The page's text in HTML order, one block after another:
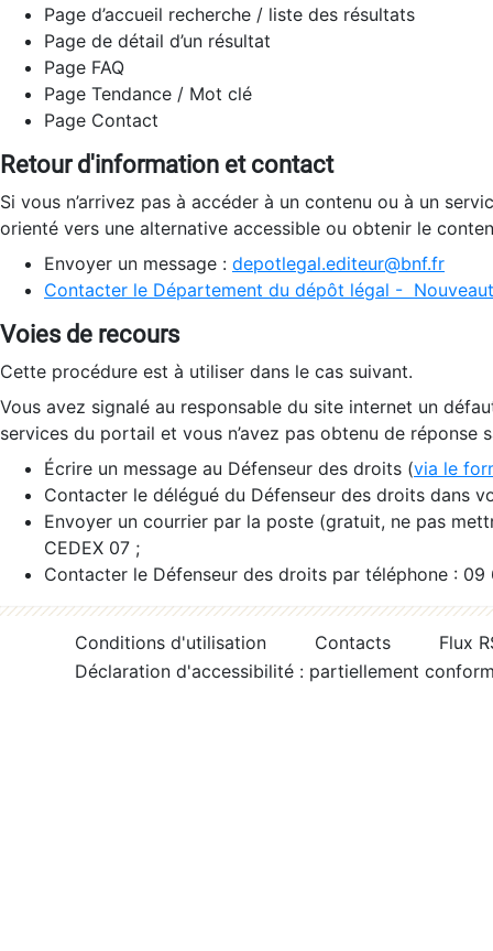
Page d’accueil recherche / liste des résultats
Page de détail d’un résultat
Page FAQ
Page Tendance / Mot clé
Page Contact
Retour d'information et contact
Si vous n’arrivez pas à accéder à un contenu ou à un
orienté vers une alternative accessible ou obtenir le
Envoyer un message : depotlegal.editeur@bnf.fr
Contacter le Département du dépôt légal -
Voies de recours
Cette procédure est à utiliser dans le cas suivant.
Vous avez signalé au responsable du site internet un
services du portail et vous n’avez pas obtenu de réponse
Écrire un message au Défenseur des droits (via le
Contacter le délégué du Défenseur des droits dans
Envoyer un courrier par la poste (gratuit, ne pas
CEDEX 07 ;
Contacter le Défenseur des droits par téléphone :
Conditions d'utilisation Contacts
Flux
Déclaration d'accessibilité : partiellement